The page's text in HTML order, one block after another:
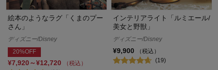
絵本のようなラグ「くまのプー
さん」
ディズニー/Disney
20%OFF
¥7,920～¥12,720
（税込）
インテリアライト「ルミエール/
美女と野獣」
ディズニー/Disney
¥9,900
（税込）
(19)